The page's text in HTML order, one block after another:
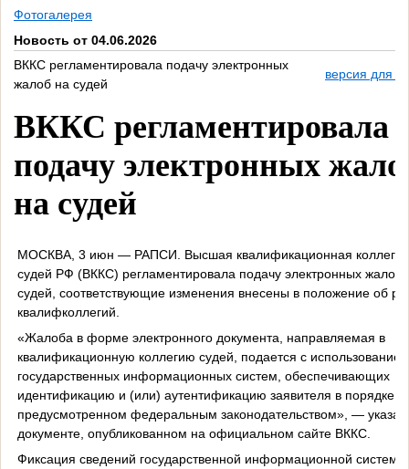
Фотогалерея
Новость от 04.06.2026
ВККС регламентировала подачу электронных
жалоб на судей
версия для
ВККС регламентировала
подачу электронных
на судей
МОСКВА, 3 июн — РАПСИ. Высшая квалификационная коллегия
судей РФ (ВККС) регламентировала подачу электронных жалоб
судей, соответствующие изменения внесены в положение об
квалифколлегий.
«Жалоба в форме электронного документа, направляемая в
квалификационную коллегию судей, подается с использованием
государственных информационных систем, обеспечивающих
идентификацию и (или) аутентификацию заявителя в порядке,
предусмотренном федеральным законодательством», —
документе, опубликованном на официальном сайте ВККС.
Фиксация сведений государственной информационной